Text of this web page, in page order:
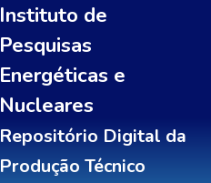
Instituto de
Pesquisas
Energéticas e
Nucleares
Repositório Digital da
Produção Técnico